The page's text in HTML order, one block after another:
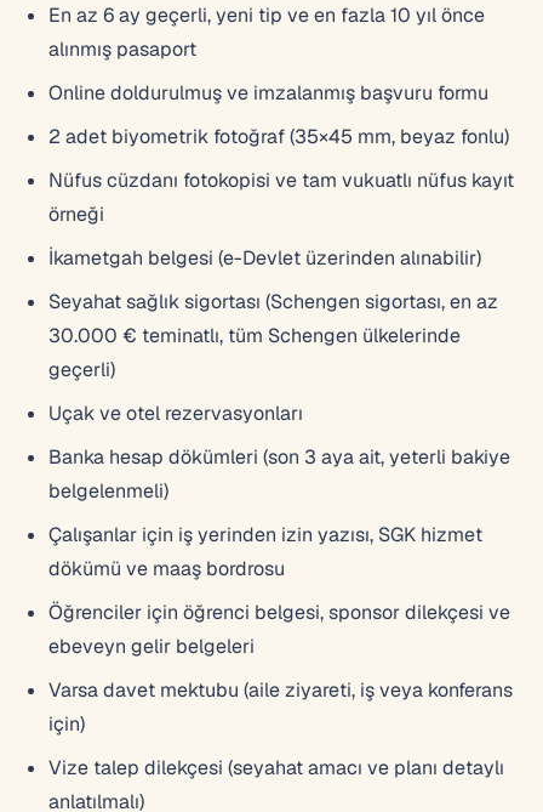
En az 6 ay geçerli, yeni tip ve en fazla 10 yıl önce
alınmış pasaport
Online doldurulmuş ve imzalanmış başvuru formu
2 adet biyometrik fotoğraf (35×45 mm, beyaz fonlu)
Nüfus cüzdanı fotokopisi ve tam vukuatlı nüfus kayıt
örneği
İkametgah belgesi (e-Devlet üzerinden alınabilir)
Seyahat sağlık sigortası (Schengen sigortası, en az
30.000 € teminatlı, tüm Schengen ülkelerinde
geçerli)
Uçak ve otel rezervasyonları
Banka hesap dökümleri (son 3 aya ait, yeterli bakiye
belgelenmeli)
Çalışanlar için iş yerinden izin yazısı, SGK hizmet
dökümü ve maaş bordrosu
Öğrenciler için öğrenci belgesi, sponsor dilekçesi ve
ebeveyn gelir belgeleri
Varsa davet mektubu (aile ziyareti, iş veya konferans
için)
Vize talep dilekçesi (seyahat amacı ve planı detaylı
anlatılmalı)